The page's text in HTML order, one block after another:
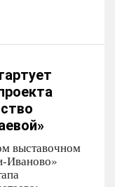
выставочном
Иваново»